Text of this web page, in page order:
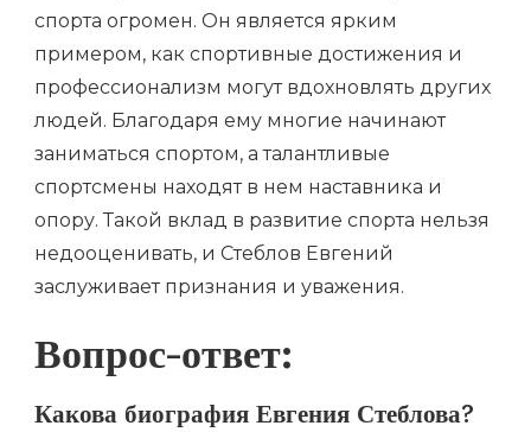
спорта огромен. Он является ярким
примером, как спортивные достижения и
профессионализм могут вдохновлять других
людей. Благодаря ему многие начинают
заниматься спортом, а талантливые
спортсмены находят в нем наставника и
опору. Такой вклад в развитие спорта нельзя
недооценивать, и Стеблов Евгений
заслуживает признания и уважения.
Вопрос-ответ:
Какова биография Евгения Стеблова?